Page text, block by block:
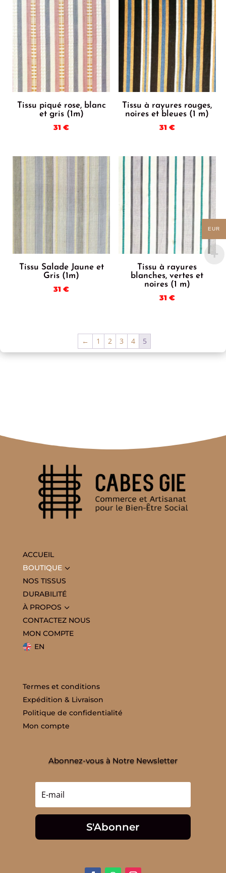
Tissu piqué rose, blanc
et gris (1m)
31€
Tissu à rayures rouges,
noires et bleues (1 m)
31 €
Tissu Salade Jaune et
Gris (1m)
31€
Tissu à rayures
blanches, vertes et
noires (1 m)
31 €
← 1 2 3 4 5
ACCUEIL
BOUTIQUE3
NOS TISSUS
DURABILITÉ
À PROPOS 3
CONTACTEZ NOUS
MON COMPTE
EN
Termes et conditions
Expédition & Livraison
Politique de confidentialité
Mon compte
Abonnez-vous à Notre Newsletter
S'Abonner
EUR